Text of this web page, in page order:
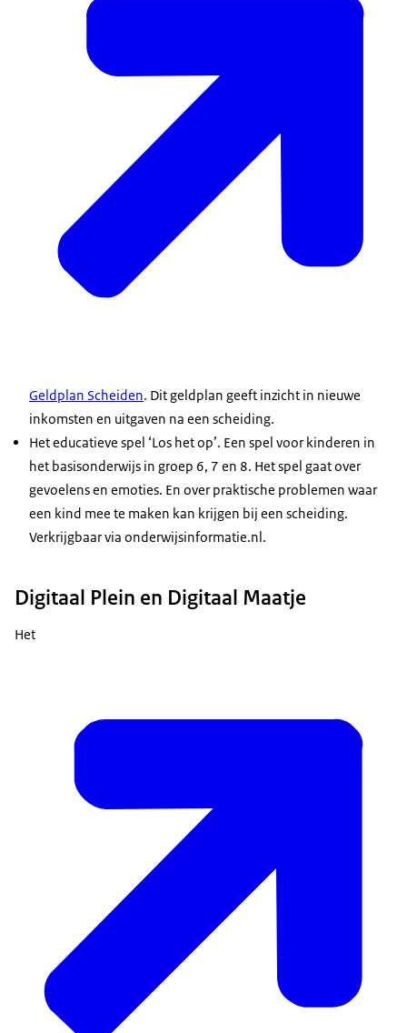
Geldplan Scheiden. Dit geldplan geeft inzicht in nieuwe
inkomsten en uitgaven na een scheiding.
Het educatieve spel ‘Los het op’. Een spel voor kinderen in
het basisonderwijs in groep 6, 7 en 8. Het spel gaat over
gevoelens en emoties. En over praktische problemen waar
een kind mee te maken kan krijgen bij een scheiding.
Verkrijgbaar via onderwijsinformatie.nl.
Digitaal Plein en Digitaal Maatje
Het